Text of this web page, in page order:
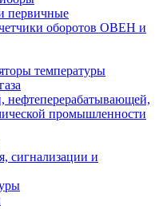
первичные
оборотов ОВЕН и
температуры
нефтеперерабатывающей,
промышленности
сигнализации и